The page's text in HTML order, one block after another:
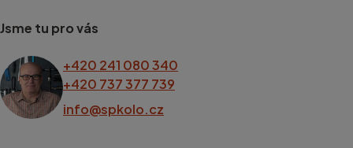
Jsme tu pro vás
+420 241 080 340
+420 737 377 739
info@spkolo.cz